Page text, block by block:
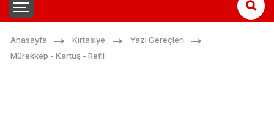
Anasayfa Kırtasiye
Yazı Gereçleri
Mürekkep - Kartuş - Refil